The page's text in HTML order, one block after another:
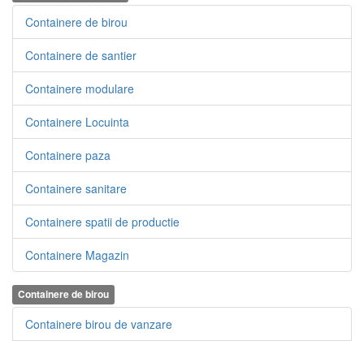
Containere de birou
Containere de santier
Containere modulare
Containere Locuinta
Containere paza
Containere sanitare
Containere spatii de productie
Containere Magazin
Containere de birou
Containere birou de vanzare